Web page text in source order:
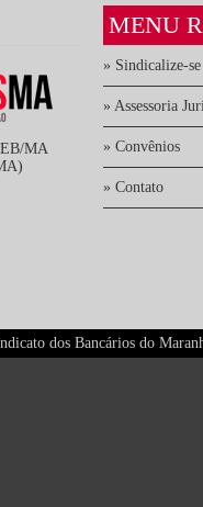
MA
MENU
» Sindicalize-se
» Assessoria
» Convênios
» Contato
dos Bancários do